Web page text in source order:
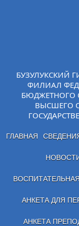
БУЗУЛУКСКИЙ
ФИЛИАЛ
БЮДЖЕТНОГО
ВЫСШЕГО
ГЛАВНАЯ
АНКЕТА ДЛЯ
АНКЕТА